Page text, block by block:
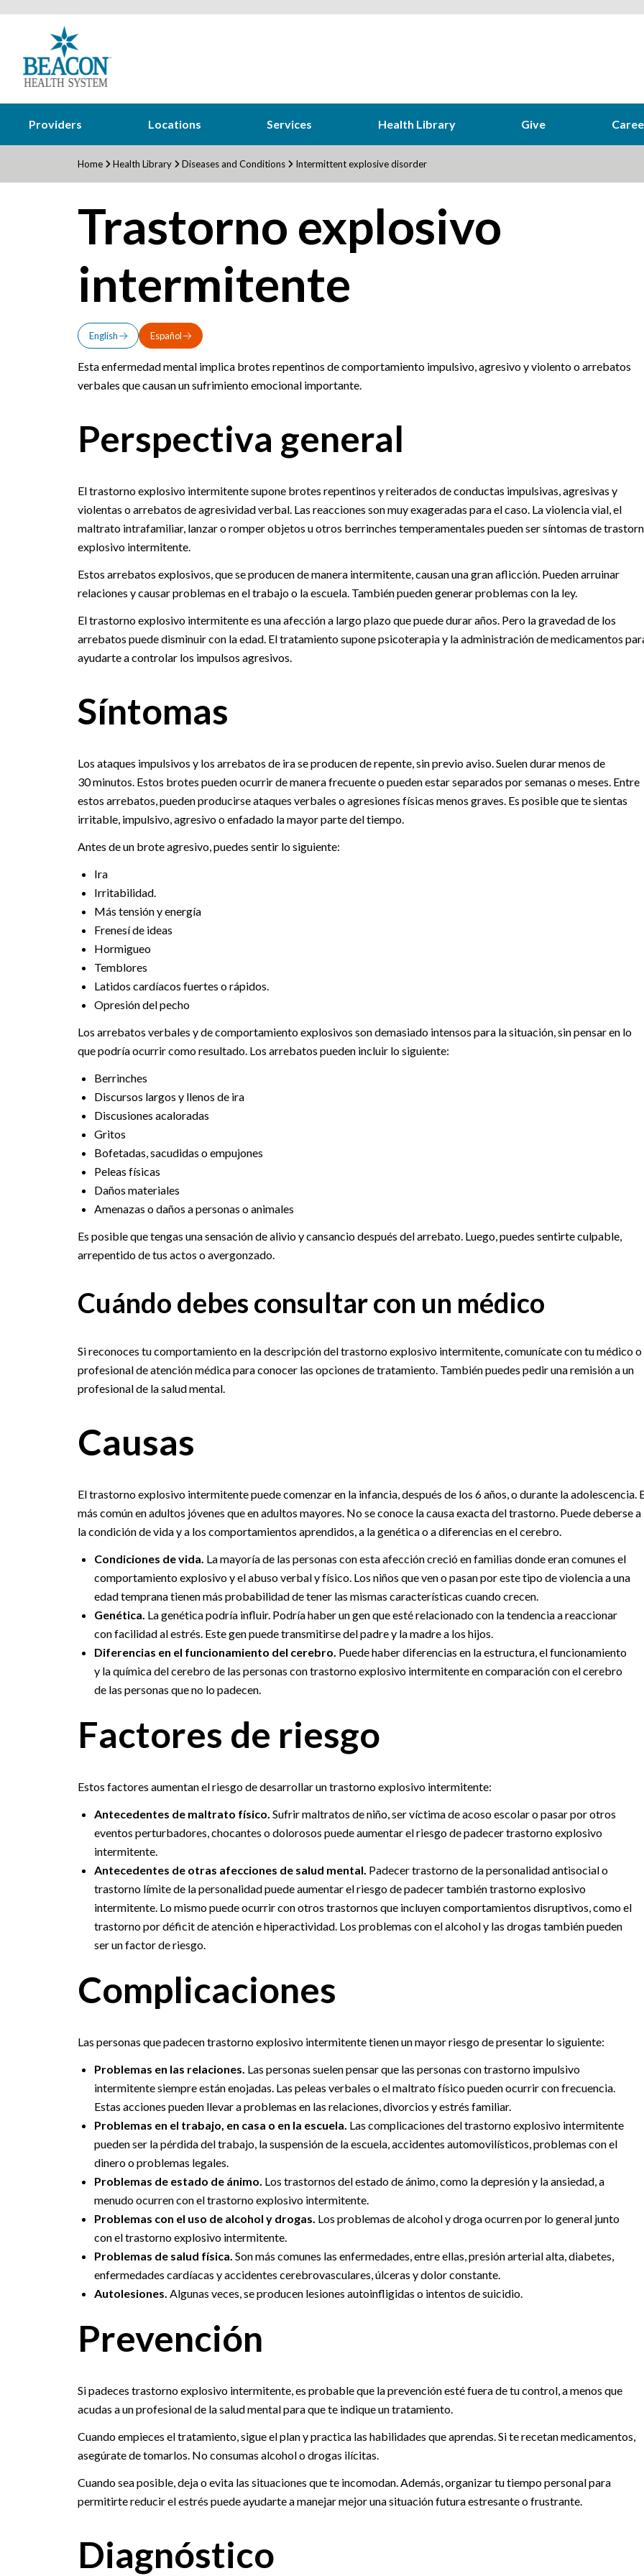
Providers Locations Services Health Library Give
Home Health Library Diseases and Conditions Intermittent explosive disorder
Trastorno explosivo
intermitente
English Español
Esta enfermedad mental implica brotes repentinos de comportamiento impulsivo, agresivo y violento o arrebatos
verbales que causan un sufrimiento emocional importante.
Perspectiva general
El trastorno explosivo intermitente supone brotes repentinos y reiterados de conductas impulsivas, agresivas y
violentas o arrebatos de agresividad verbal. Las reacciones son muy exageradas para el caso. La violencia vial, el
maltrato intrafamiliar, lanzar o romper objetos u otros berrinches temperamentales pueden ser síntomas de
explosivo intermitente.
Estos arrebatos explosivos, que se producen de manera intermitente, causan una gran aflicción. Pueden arruinar
relaciones y causar problemas en el trabajo o la escuela. También pueden generar problemas con la ley.
El trastorno explosivo intermitente es una afección a largo plazo que puede durar años. Pero la gravedad de los
arrebatos puede disminuir con la edad. El tratamiento supone psicoterapia y la administración de medicamentos
ayudarte a controlar los impulsos agresivos.
Síntomas
Los ataques impulsivos y los arrebatos de ira se producen de repente, sin previo aviso. Suelen durar menos de
30 minutos. Estos brotes pueden ocurrir de manera frecuente o pueden estar separados por semanas o meses. Entre
estos arrebatos, pueden producirse ataques verbales o agresiones físicas menos graves. Es posible que te sientas
irritable, impulsivo, agresivo o enfadado la mayor parte del tiempo.
Antes de un brote agresivo, puedes sentir lo siguiente:
Ira
Irritabilidad.
Más tensión y energía
Frenesí de ideas
Hormigueo
Temblores
Latidos cardíacos fuertes o rápidos.
Opresión del pecho
Los arrebatos verbales y de comportamiento explosivos son demasiado intensos para la situación, sin pensar en lo
que podría ocurrir como resultado. Los arrebatos pueden incluir lo siguiente:
Berrinches
Discursos largos y llenos de ira
Discusiones acaloradas
Gritos
Bofetadas, sacudidas o empujones
Peleas físicas
Daños materiales
Amenazas o daños a personas o animales
Es posible que tengas una sensación de alivio y cansancio después del arrebato. Luego, puedes sentirte culpable,
arrepentido de tus actos o avergonzado.
Cuándo debes consultar con un médico
Si reconoces tu comportamiento en la descripción del trastorno explosivo intermitente, comunícate con tu médico o
profesional de atención médica para conocer las opciones de tratamiento. También puedes pedir una remisión a un
profesional de la salud mental.
Causas
El trastorno explosivo intermitente puede comenzar en la infancia, después de los 6 años, o durante la adolescencia.
más común en adultos jóvenes que en adultos mayores. No se conoce la causa exacta del trastorno. Puede deberse a
la condición de vida y a los comportamientos aprendidos, a la genética o a diferencias en el cerebro.
Condiciones de vida. La mayoría de las personas con esta afección creció en familias donde eran comunes el
comportamiento explosivo y el abuso verbal y físico. Los niños que ven o pasan por este tipo de violencia a una
edad temprana tienen más probabilidad de tener las mismas características cuando crecen.
Genética. La genética podría influir. Podría haber un gen que esté relacionado con la tendencia a reaccionar
con facilidad al estrés. Este gen puede transmitirse del padre y la madre a los hijos.
Diferencias en el funcionamiento del cerebro. Puede haber diferencias en la estructura, el funcionamiento
y la química del cerebro de las personas con trastorno explosivo intermitente en comparación con el cerebro
de las personas que no lo padecen.
Factores de riesgo
Estos factores aumentan el riesgo de desarrollar un trastorno explosivo intermitente:
Antecedentes de maltrato físico. Sufrir maltratos de niño, ser víctima de acoso escolar o pasar por otros
eventos perturbadores, chocantes o dolorosos puede aumentar el riesgo de padecer trastorno explosivo
intermitente.
Antecedentes de otras afecciones de salud mental. Padecer trastorno de la personalidad antisocial o
trastorno límite de la personalidad puede aumentar el riesgo de padecer también trastorno explosivo
intermitente. Lo mismo puede ocurrir con otros trastornos que incluyen comportamientos disruptivos, como el
trastorno por déficit de atención e hiperactividad. Los problemas con el alcohol y las drogas también pueden
ser un factor de riesgo.
Complicaciones
Las personas que padecen trastorno explosivo intermitente tienen un mayor riesgo de presentar lo siguiente:
Problemas en las relaciones. Las personas suelen pensar que las personas con trastorno impulsivo
intermitente siempre están enojadas. Las peleas verbales o el maltrato físico pueden ocurrir con frecuencia.
Estas acciones pueden llevar a problemas en las relaciones, divorcios y estrés familiar.
Problemas en el trabajo, en casa o en la escuela. Las complicaciones del trastorno explosivo intermitente
pueden ser la pérdida del trabajo, la suspensión de la escuela, accidentes automovilísticos, problemas con el
dinero o problemas legales.
Problemas de estado de ánimo. Los trastornos del estado de ánimo, como la depresión y la ansiedad, a
menudo ocurren con el trastorno explosivo intermitente.
Problemas con el uso de alcohol y drogas. Los problemas de alcohol y droga ocurren por lo general junto
con el trastorno explosivo intermitente.
Problemas de salud física. Son más comunes las enfermedades, entre ellas, presión arterial alta, diabetes,
enfermedades cardíacas y accidentes cerebrovasculares, úlceras y dolor constante.
Autolesiones. Algunas veces, se producen lesiones autoinfligidas o intentos de suicidio.
Prevención
Si padeces trastorno explosivo intermitente, es probable que la prevención esté fuera de tu control, a menos que
acudas a un profesional de la salud mental para que te indique un tratamiento.
Cuando empieces el tratamiento, sigue el plan y practica las habilidades que aprendas. Si te recetan medicamentos,
asegúrate de tomarlos. No consumas alcohol o drogas ilícitas.
Cuando sea posible, deja o evita las situaciones que te incomodan. Además, organizar tu tiempo personal para
permitirte reducir el estrés puede ayudarte a manejar mejor una situación futura estresante o frustrante.
Diagnóstico